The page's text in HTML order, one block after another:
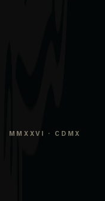
MMXXVI · CDMX